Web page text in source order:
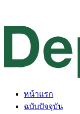
หน้าแรก
ฉบับปัจจุบัน